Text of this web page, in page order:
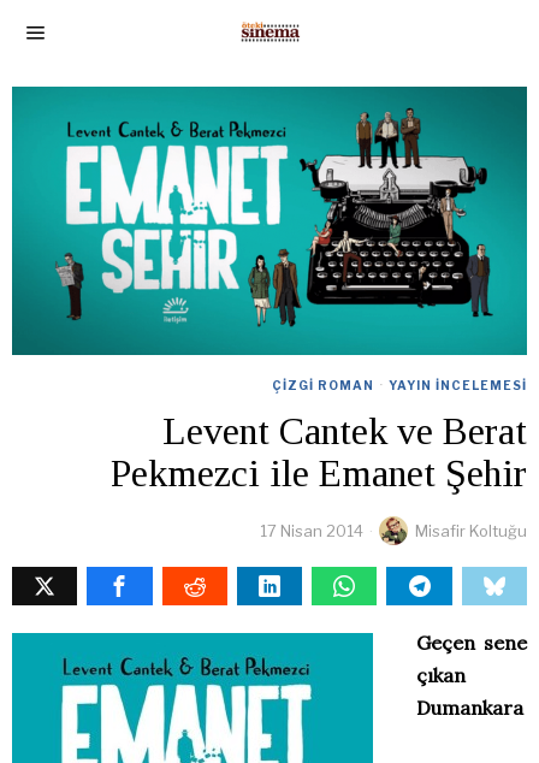
ÇIZGI ROMAN · YAYIN İNCELEMESI
Levent Cantek ve Berat
Pekmezci ile Emanet Şehir
17 Nisan 2014 Misafir Koltuğu
Geçen sene
çıkan
Dumankara